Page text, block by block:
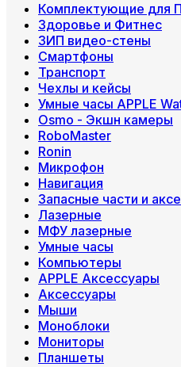
Комплектующие для
Здоровье и Фитнес
ЗИП видео-стены
Смартфоны
Транспорт
Чехлы и кейсы
Умные часы APPLE
Osmo - Экшн камеры
RoboMaster
Ronin
Микрофон
Навигация
Запасные части и
Лазерные
МФУ лазерные
Умные часы
Компьютеры
APPLE Аксессуары
Аксессуары
Мыши
Моноблоки
Мониторы
Планшеты